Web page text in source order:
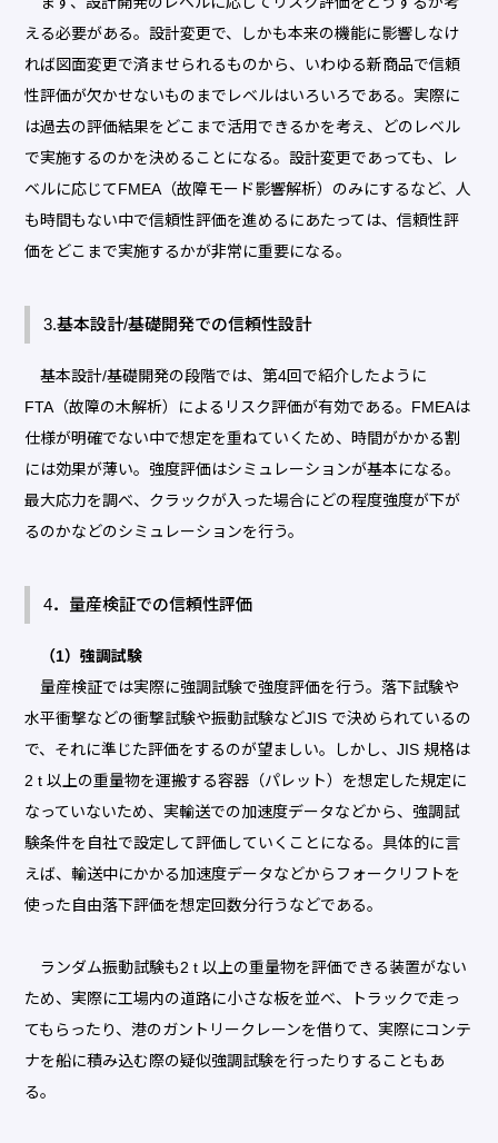
える必要がある。設計変更で、しかも本来の機能に影響しなけ
れば図面変更で済ませられるものから、いわゆる新商品で信頼
性評価が欠かせないものまでレベルはいろいろである。実際に
は過去の評価結果をどこまで活用できるかを考え、どのレベル
で実施するのかを決めることになる。設計変更であっても、レ
ベルに応じてFMEA（故障モード影響解析）のみにするなど、人
も時間もない中で信頼性評価を進めるにあたっては、信頼性評
価をどこまで実施するかが非常に重要になる。
3.基本設計/基礎開発での信頼性設計
基本設計/基礎開発の段階では、第4回で紹介したように
FTA（故障の木解析）によるリスク評価が有効である。FMEAは
仕様が明確でない中で想定を重ねていくため、時間がかかる割
には効果が薄い。強度評価はシミュレーションが基本になる。
最大応力を調べ、クラックが入った場合にどの程度強度が下が
るのかなどのシミュレーションを行う。
4．量産検証での信頼性評価
（1）強調試験
量産検証では実際に強調試験で強度評価を行う。落下試験や
水平衝撃などの衝撃試験や振動試験などJIS で決められているの
で、それに準じた評価をするのが望ましい。しかし、JIS 規格は
2 t 以上の重量物を運搬する容器（パレット）を想定した規定に
なっていないため、実輸送での加速度データなどから、強調試
験条件を自社で設定して評価していくことになる。具体的に言
えば、輸送中にかかる加速度データなどからフォークリフトを
使った自由落下評価を想定回数分行うなどである。
ランダム振動試験も2 t 以上の重量物を評価できる装置がない
ため、実際に工場内の道路に小さな板を並べ、トラックで走っ
てもらったり、港のガントリークレーンを借りて、実際にコンテ
ナを船に積み込む際の疑似強調試験を行ったりすることもあ
る。